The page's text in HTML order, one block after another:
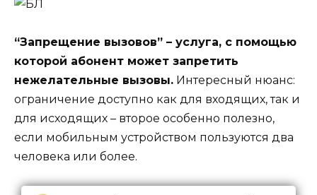
“Запрещение вызовов” – услуга, с помощью
которой абонент может запретить
нежелательные вызовы. Интересный нюанс:
ограничение доступно как для входящих, так и
для исходящих – второе особенно полезно,
если мобильным устройством пользуются два
человека или более.